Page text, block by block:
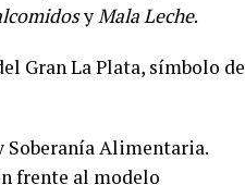
yMala Leche.
Gran La Plata, símbolo de
Soberanía Alimentaria.
frente al modelo